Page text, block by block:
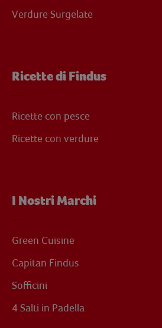
Verdure Surgelate
Ricette di Findus
Ricette con pesce
Ricette con verdure
I Nostri Marchi
Green Cuisine
Capitan Findus
Sofficini
4 Salti in Padella